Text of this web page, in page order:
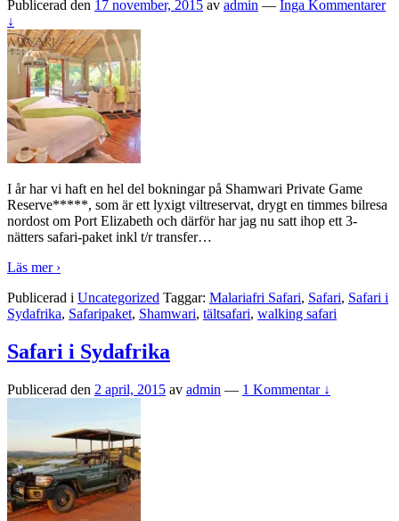
Publicerad den 17 november, 2015 av admin — Inga Kommentarer
↓
I år har vi haft en hel del bokningar på Shamwari Private Game
Reserve*****, som är ett lyxigt viltreservat, drygt en timmes bilresa
nordost om Port Elizabeth och därför har jag nu satt ihop ett 3-
nätters safari-paket inkl t/r transfer…
Läs mer ›
Publicerad i Uncategorized Taggar: Malariafri Safari, Safari, Safari i
Sydafrika, Safaripaket, Shamwari, tältsafari, walking safari
Safari i Sydafrika
Publicerad den 2 april, 2015 av admin — 1 Kommentar ↓